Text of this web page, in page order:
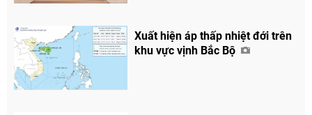
Xuất hiện áp thấp nhiệt đới trên
khu vực vịnh Bắc Bộ